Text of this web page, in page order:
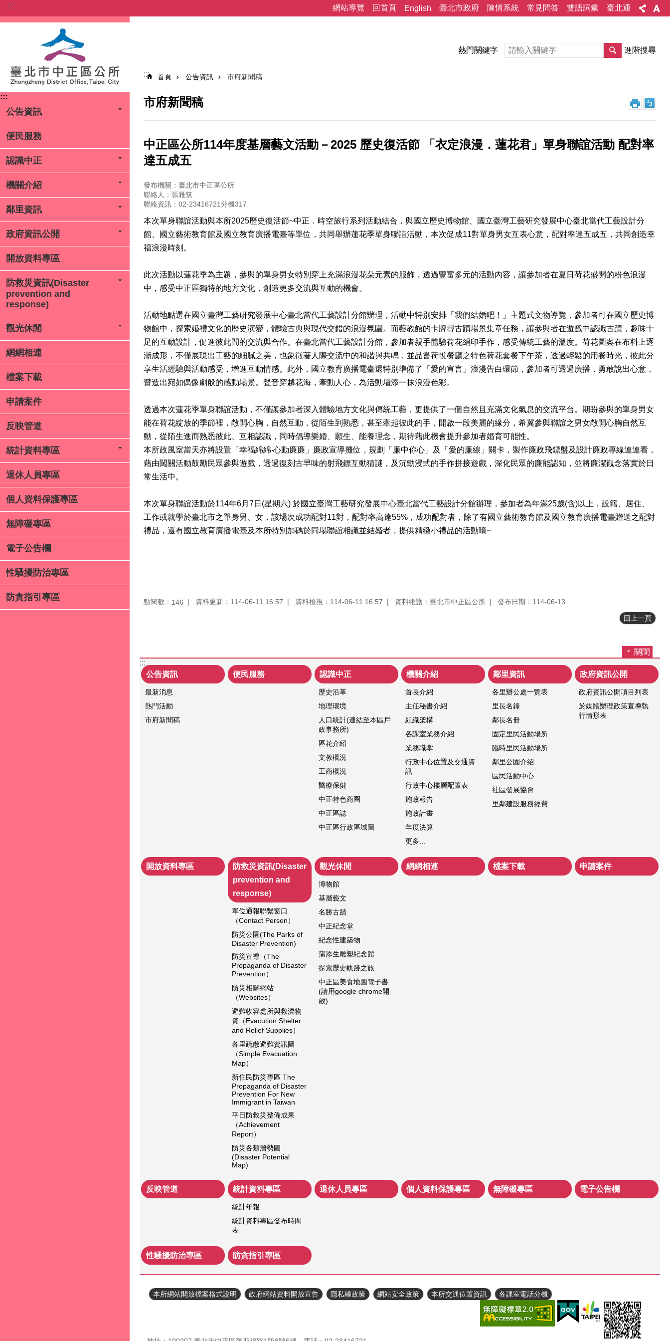
跳到主要內容區塊
::: 網站導覽 回首頁 English 臺北市政府 陳情系統 常見問答 雙語詞彙 臺北通
:::
公告資訊
便民服務
認識中正
機關介紹
鄰里資訊
政府資訊公開
開放資料專區
防救災資訊(Disaster
prevention and
response)
觀光休閒
網網相連
檔案下載
申請案件
反映管道
統計資料專區
退休人員專區
個人資料保護專區
無障礙專區
電子公告欄
性騷擾防治專區
防貪指引專區
熱門關鍵字 進階搜尋
::: 首頁 公告資訊 市府新聞稿
市府新聞稿
中正區公所114年度基層藝文活動－2025 歷史復活節 「衣定浪漫．蓮花君」單身聯誼活動 配對率
達五成五
發布機關：臺北市中正區公所
聯絡人：張雅筑
聯絡資訊：02-23416721分機317
本次單身聯誼活動與本所2025歷史復活節~中正．時空旅行系列活動結合，與國立歷史博物館、國立臺灣工藝研究發展中心臺北當代工藝設計分
館、國立藝術教育館及國立教育廣播電臺等單位，共同舉辦蓮花季單身聯誼活動，本次促成11對單身男女互表心意，配對率達五成五，共同創造幸
福浪漫時刻。
此次活動以蓮花季為主題，參與的單身男女特別穿上充滿浪漫花朵元素的服飾，透過豐富多元的活動內容，讓參加者在夏日荷花盛開的粉色浪漫
中，感受中正區獨特的地方文化，創造更多交流與互動的機會。
活動地點選在國立臺灣工藝研究發展中心臺北當代工藝設計分館辦理，活動中特別安排「我們結婚吧！」主題式文物導覽，參加者可在國立歷史博
物館中，探索婚禮文化的歷史演變，體驗古典與現代交錯的浪漫氛圍。而藝教館的卡牌尋古蹟場景集章任務，讓參與者在遊戲中認識古蹟，趣味十
足的互動設計，促進彼此間的交流與合作。在臺北當代工藝設計分館，參加者親手體驗荷花絹印手作，感受傳統工藝的溫度。荷花圖案在布料上逐
漸成形，不僅展現出工藝的細膩之美，也象徵著人際交流中的和諧與共鳴，並品嘗荷悅餐廳之特色荷花套餐下午茶，透過輕鬆的用餐時光，彼此分
享生活經驗與活動感受，增進互動情感。此外，國立教育廣播電臺還特別準備了「愛的宣言」浪漫告白環節，參加者可透過廣播，勇敢說出心意，
營造出宛如偶像劇般的感動場景。聲音穿越花海，牽動人心，為活動增添一抹浪漫色彩。
透過本次蓮花季單身聯誼活動，不僅讓參加者深入體驗地方文化與傳統工藝，更提供了一個自然且充滿文化氣息的交流平台。期盼參與的單身男女
能在荷花綻放的季節裡，敞開心胸，自然互動，從陌生到熟悉，甚至牽起彼此的手，開啟一段美麗的緣分，希冀參與聯誼之男女敞開心胸自然互
動，從陌生進而熟悉彼此、互相認識，同時倡導樂婚、願生、能養理念，期待藉此機會提升參加者婚育可能性。
本所政風室當天亦將設置「幸福綿綿‧心動廉廉」廉政宣導攤位，規劃「廉中你心」及「愛的廉線」關卡，製作廉政飛鏢盤及設計廉政專線連連看，
藉由闖關活動鼓勵民眾參與遊戲，透過復刻古早味的射飛鏢互動猜謎，及沉勁浸式的手作拼接遊戲，深化民眾的廉能認知，並將廉潔觀念落實於日
常生活中。
本次單身聯誼活動於114年6月7日(星期六) 於國立臺灣工藝研究發展中心臺北當代工藝設計分館辦理，參加者為年滿25歲(含)以上，設籍、居住、
工作或就學於臺北市之單身男、女，該場次成功配對11對，配對率高達55%，成功配對者，除了有國立藝術教育館及國立教育廣播電臺贈送之配對
禮品，還有國立教育廣播電臺及本所特別加碼於同場聯誼相識並結婚者，提供精緻小禮品的活動唷~
點閱數： 146 資料更新：114-06-11 16:57 資料檢視：114-06-11 16:57 資料維護：臺北市中正區公所 發布日期：114-06-13
回上一頁
關閉
:::
公告資訊
最新消息
熱門活動
市府新聞稿
便民服務 認識中正
歷史沿革
地理環境
人口統計(連結至本區戶
政事務所)
區花介紹
文教概況
工商概況
醫療保健
中正特色商圈
中正區誌
中正區行政區域圖
機關介紹
首長介紹
主任秘書介紹
組織架構
各課室業務介紹
業務職掌
行政中心位置及交通資
訊
行政中心樓層配置表
施政報告
施政計畫
年度決算
更多...
鄰里資訊
各里辦公處一覽表
里長名錄
鄰長名冊
固定里民活動場所
臨時里民活動場所
鄰里公園介紹
區民活動中心
社區發展協會
里鄰建設服務經費
政府資訊公開
政府資訊公開項目列表
於媒體辦理政策宣導執
行情形表
開放資料專區
防救災資訊(Disaster
prevention and
response)
單位通報聯繫窗口
（Contact Person）
防災公園(The Parks of
Disaster Prevention)
防災宣導（The
Propaganda of Disaster
Prevention）
防災相關網站
（Websites）
避難收容處所與救濟物
資（Evacution Shelter
and Relief Supplies）
各里疏散避難資訊圖
（Simple Evacuation
Map）
新住民防災專區 The
Propaganda of Disaster
Prevention For New
Immigrant in Taiwan
平日防救災整備成果
（Achievement
Report）
防災各類潛勢圖
(Disaster Potential
Map)
觀光休閒
博物館
基層藝文
名勝古蹟
中正紀念堂
紀念性建築物
蒲添生雕塑紀念館
探索歷史軌跡之旅
中正區美食地圖電子書
(請用google chrome開
啟)
網網相連 檔案下載 申請案件
反映管道 統計資料專區
統計年報
統計資料專區發布時間
表
退休人員專區 個人資料保護專區 無障礙專區 電子公告欄
性騷擾防治專區 防貪指引專區
本所網站開放檔案格式說明 政府網站資料開放宣告 隱私權政策 網站安全政策 本所交通位置資訊 各課室電話分機